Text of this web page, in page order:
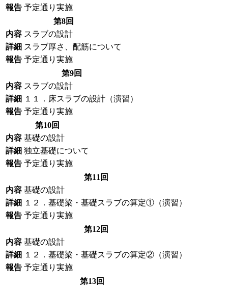
報告 予定通り実施
第8回
内容 スラブの設計
詳細 スラブ厚さ、配筋について
報告 予定通り実施
第9回
内容 スラブの設計
詳細 １１．床スラブの設計（演習）
報告 予定通り実施
第10回
内容 基礎の設計
詳細 独立基礎について
報告 予定通り実施
第11回
内容 基礎の設計
詳細 １２．基礎梁・基礎スラブの算定①（演習）
報告 予定通り実施
第12回
内容 基礎の設計
詳細 １２．基礎梁・基礎スラブの算定②（演習）
報告 予定通り実施
第13回